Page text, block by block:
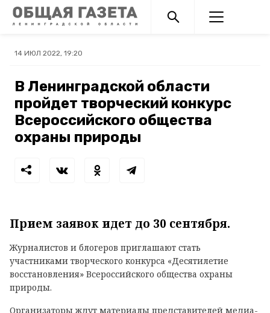
14 ИЮЛ 2022, 19:20
В Ленинградской области
пройдет творческий конкурс
Всероссийского общества
охраны природы
Прием заявок идет до 30 сентября.
Журналистов и блогеров приглашают стать
участниками творческого конкурса «Десятилетие
восстановления» Всероссийского общества охраны
природы.
Организаторы ждут материалы представителей медиа-